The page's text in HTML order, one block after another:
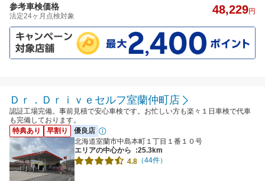
参考車検価格
法定24ヶ月点検対象 48,229円
Ｄｒ．Ｄｒｉｖｅセルフ室蘭仲町店
認証工場完備。事前見積で安心車検です。お忙しい方も楽々１日車検で代車
も完備しております。
特典あり
早割り
優良店
北海道室蘭市中島本町１丁目１番１０号
エリアの中心から
:25.3km
4.8 （44件）